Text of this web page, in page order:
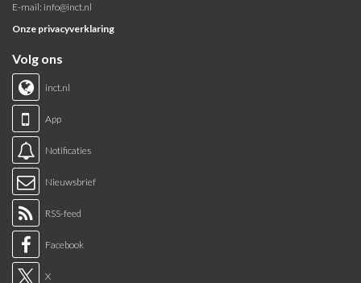
E-mail: info@inct.nl
Onze privacyverklaring
Volg ons
inct.nl
App
Notificaties
Nieuwsbrief
RSS-feed
Facebook
X